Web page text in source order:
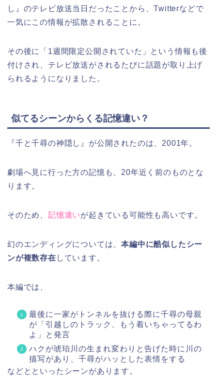
し』のテレビ放送当日だったことから、Twitterなどで
一気にこの情報が拡散されることに。
その後に「1週間限定公開されていた」という情報も後
付けされ、テレビ放送がされるたびに話題が取り上げ
られるようになりました。
似てるシーンからくる記憶違い？
『千と千尋の神隠し』が公開されたのは、2001年。
劇場へ見に行った方の記憶も、20年近く前のものとな
ります。
そのため、 記憶違いが起きている可能性も高いです。
幻のエンディングについては、本編中に酷似したシー
ンが複数存在 しています。
本編では、
最後に一家がトンネルを抜ける際に千尋の母親
が「引越しのトラック、もう着いちゃってるわ
よ」と発言
ハクが琥珀川の生まれ変わりと告げた時に川の
描写があり、千尋がハッとした表情をする
などとといったシーンがあります。